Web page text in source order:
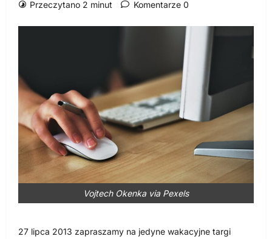
Przeczytano 2 minut
Komentarze 0
Vojtech Okenka via Pexels
27 lipca 2013 zapraszamy na jedyne wakacyjne targi